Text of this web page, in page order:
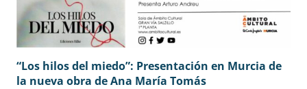
“Los hilos del miedo”: Presentación en Murcia de
la nueva obra de Ana María Tomás